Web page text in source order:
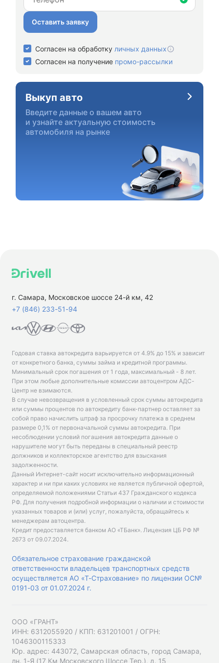
Оставить заявку
Согласен на обработку личных данных
Согласен на получение промо-рассылки
Выкуп авто
Введите данные о вашем авто
и узнайте актуальную стоимость
автомобиля на рынке
г. Самара, Московское шоссе 24-й км, 42
+7 (846) 233-51-94
Годовая ставка автокредита варьируется от 4.9% до 15% и зависит
от конкретного банка, суммы займа и кредитной программы.
Минимальный срок погашения от 1 года, максимальный - 8 лет.
При этом любые дополнительные комиссии автоцентром АДС-
Центр не взимаются.
В случае невозвращения в условленный срок суммы автокредита
или суммы процентов по автокредиту банк-партнер оставляет за
собой право начислить штраф за просрочку платежа в среднем
размере 0,1% от первоначальной суммы автокредита. При
несоблюдении условий погашения автокредита данные о
нарушителе могут быть переданы в специальный реестр
должников и коллекторское агентство для взыскания
задолженности.
Данный Интернет-сайт носит исключительно информационный
характер и ни при каких условиях не является публичной офертой,
определяемой положениями Статьи 437 Гражданского кодекса
РФ. Для получения подробной информации о наличии и стоимости
указанных товаров и (или) услуг, пожалуйста, обращайтесь к
менеджерам автоцентра.
Кредит предоставляется банком АО «ТБанк». Лицензия ЦБ РФ №
2673 от 09.07.2024.
Обязательное страхование гражданской
ответственности владельцев транспортных средств
осуществляется АО «Т-Страхование» по лицензии ОС№
0191-03 от 01.07.2024 г.
ООО «ГРАНТ»
ИНН: 6312055920 / КПП: 631201001 / ОГРН:
1046300115333
Юр. адрес: 443072, Самарская область, город Самара,
лн. 1-Я (17 Км Московского Шоссе Тер.), д. 15